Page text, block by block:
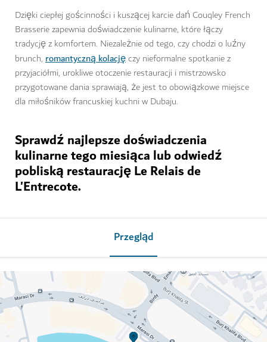
Dzięki ciepłej gościnności i kuszącej karcie dań Couqley French
Brasserie zapewnia doświadczenie kulinarne, które łączy
tradycję z komfortem. Niezależnie od tego, czy chodzi o luźny
brunch, romantyczną kolacjęczy nieformalne spotkanie z
przyjaciółmi, urokliwe otoczenie restauracji i mistrzowsko
przygotowane dania sprawiają, że jest to obowiązkowe miejsce
dla miłośników francuskiej kuchni w Dubaju.
Sprawdź najlepsze doświadczenia
kulinarne tego miesiąca lub odwiedź
pobliską restaurację Le Relais de
L'Entrecote.
Przegląd